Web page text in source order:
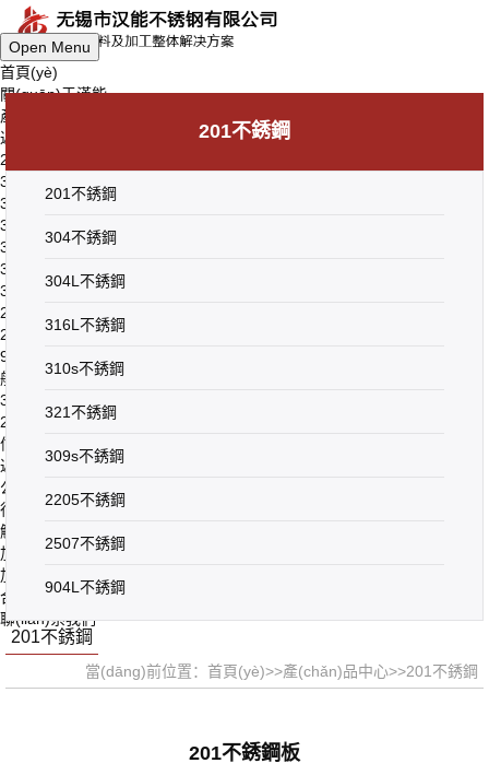
Open Menu
首頁(yè)
關(guān)于漢能
產(chǎn)品中心
返回上一級(jí)
201不銹鋼
304不銹鋼
304L不銹鋼
316L不銹鋼
310s不銹鋼
321不銹鋼
309s不銹鋼
2205不銹鋼
2507不銹鋼
904L不銹鋼
船用不銹鋼
316Ti不銹鋼
2Cr25N不銹鋼
信息中心
返回上一級(jí)
公司動(dòng)態(tài)
行業(yè)資訊
解決方案
加工設(shè)備
加工產(chǎn)品
合作鋼廠
聯(lián)系我們
201不銹鋼
201不銹鋼
304不銹鋼
304L不銹鋼
316L不銹鋼
310s不銹鋼
321不銹鋼
309s不銹鋼
2205不銹鋼
2507不銹鋼
904L不銹鋼
201不銹鋼
當(dāng)前位置： 首頁(yè)>>產(chǎn)品中心>>201不銹鋼
201不銹鋼板